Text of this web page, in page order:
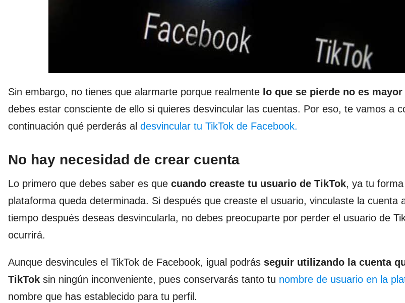
Sin embargo, no tienes que alarmarte porque realmente lo que se pierde no es
debes estar consciente de ello si quieres desvincular las cuentas. Por eso, te vamos a
continuación qué perderás al desvincular tu TikTok de Facebook.
No hay necesidad de crear cuenta
Lo primero que debes saber es que cuando creaste tu usuario de TikTok, ya tu
plataforma queda determinada. Si después que creaste el usuario, vinculaste la cuenta
tiempo después deseas desvincularla, no debes preocuparte por perder el usuario de
ocurrirá.
Aunque desvincules el TikTok de Facebook, igual podrás seguir utilizando la cuenta
TikTok sin ningún inconveniente, pues conservarás tanto tu nombre de usuario en la
nombre que has establecido para tu perfil.